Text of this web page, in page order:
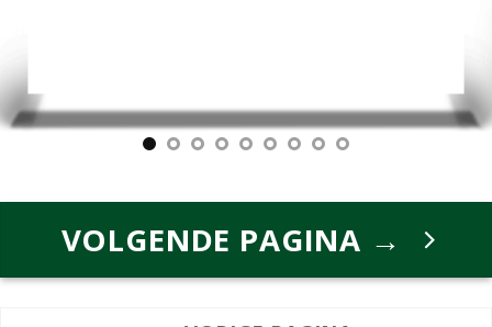
VOLGENDE PAGINA →